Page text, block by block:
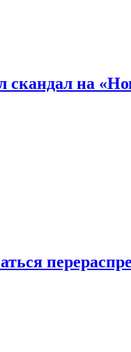
скандал на